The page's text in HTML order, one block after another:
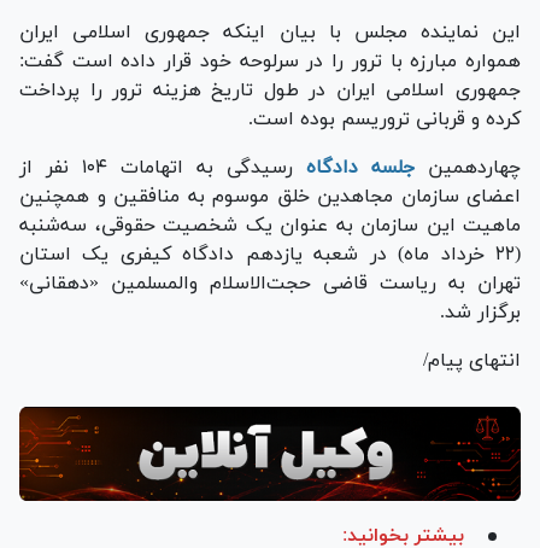
این نماینده مجلس با بیان اینکه جمهوری اسلامی ایران
همواره مبارزه با ترور را در سرلوحه خود قرار داده است گفت:
جمهوری اسلامی ایران در طول تاریخ هزینه ترور را پرداخت
کرده و قربانی تروریسم بوده است.
چهاردهمین جلسه دادگاه
رسیدگی به اتهامات ۱۰۴ نفر از
اعضای سازمان مجاهدین خلق موسوم به منافقین و همچنین
ماهیت این سازمان به عنوان یک شخصیت حقوقی، سه‌شنبه
(۲۲ خرداد ماه) در شعبه یازدهم دادگاه کیفری یک استان
تهران به ریاست قاضی حجت‌الاسلام والمسلمین «دهقانی»
برگزار شد.
انتهای پیام/
بیشتر بخوانید: